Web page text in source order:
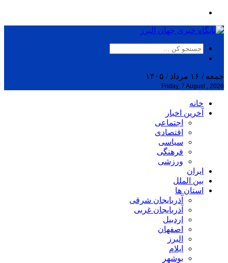
جمعه / ۱۶ مرداد / ۱۴۰۵
Friday, 7 August , 2026
خانه
آخرین اخبار
اجتماعی
اقتصادی
سیاسی
فرهنگی
ورزشی
ایران
بین الملل
استان ها
آذربایجان شرقی
آذربایجان غربی
اردبیل
اصفهان
البرز
ایلام
بوشهر